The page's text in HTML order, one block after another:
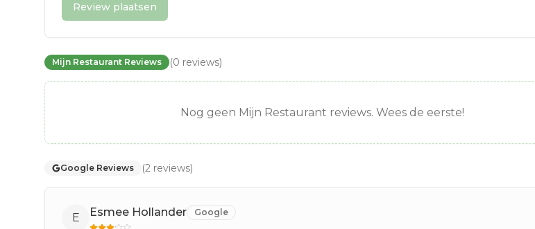
Review plaatsen
Mijn Restaurant Reviews (0 reviews)
Nog geen Mijn Restaurant reviews. Wees de eerste!
Google Reviews (2 reviews)
E Esmee Hollander Google